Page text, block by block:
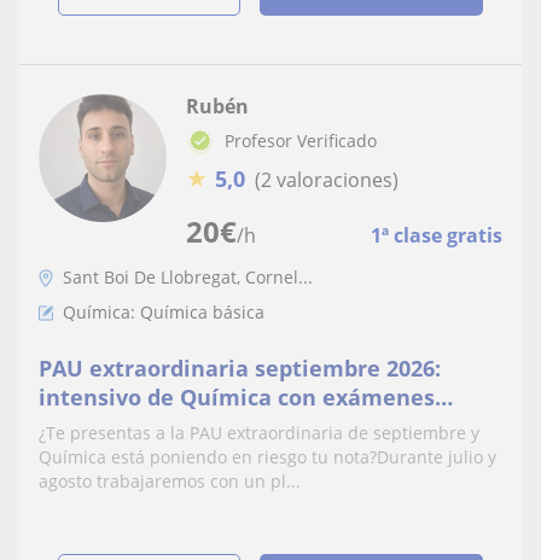
20€/h 1ª clase gratis
Rubén
Profesor Verificado
★ 5,0 (2 valoraciones)
Sant Boi De Llobregat, Cornel...
Química: Química básica
PAU extraordinaria septiembre 2026:
intensivo de Química con exámenes
oficiales
¿Te presentas a la PAU extraordinaria de septiembre y
Química está poniendo en riesgo tu nota?Durante julio y
agosto trabajaremos con un pl...